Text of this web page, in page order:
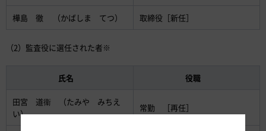
樺島 徹 （かばしま てつ） 取締役［新任］
（2）監査役に選任された者※
氏名 役職
田宮 道衞 （たみや みちえ
い）
常勤 ［再任］